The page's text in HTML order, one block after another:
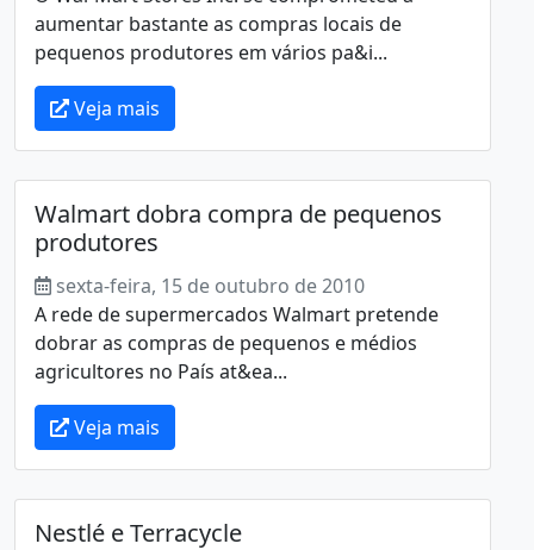
aumentar bastante as compras locais de
pequenos produtores em vários pa&i...
Veja mais
Walmart dobra compra de pequenos
produtores
sexta-feira, 15 de outubro de 2010
A rede de supermercados Walmart pretende
dobrar as compras de pequenos e médios
agricultores no País at&ea...
Veja mais
Nestlé e Terracycle